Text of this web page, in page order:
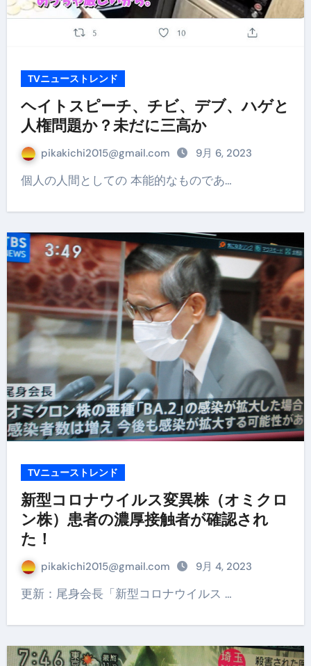
TVニューストレンド
ヘイトスピーチ、チビ、デブ、ハゲと
人権問題か？未だに三高か
pikakichi2015@gmail.com 9月 6, 2023
個人の人間としての 本能的なものであ…
TVニューストレンド
新型コロナウイルス変異株（オミクロ
ン株）患者の濃厚接触者が確認され
た！
pikakichi2015@gmail.com 9月 4, 2023
更新：尾身会長「新型コロナウイルス …